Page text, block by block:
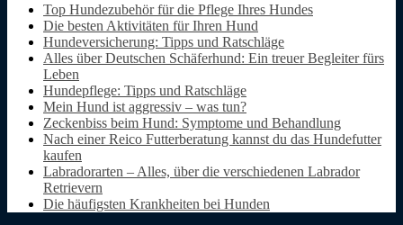
Top Hundezubehör für die Pflege Ihres Hundes
Die besten Aktivitäten für Ihren Hund
Hundeversicherung: Tipps und Ratschläge
Alles über Deutschen Schäferhund: Ein treuer Begleiter fürs
Leben
Hundepflege: Tipps und Ratschläge
Mein Hund ist aggressiv – was tun?
Zeckenbiss beim Hund: Symptome und Behandlung
Nach einer Reico Futterberatung kannst du das Hundefutter
kaufen
Labradorarten – Alles, über die verschiedenen Labrador
Retrievern
Die häufigsten Krankheiten bei Hunden